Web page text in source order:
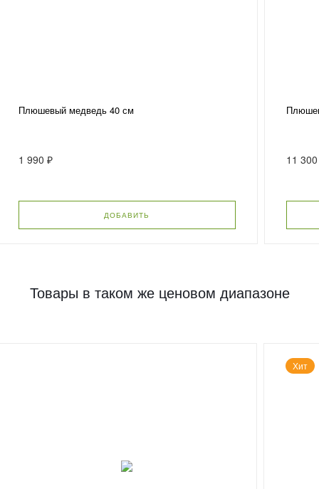
Плюшевый медведь 40 см
1 990 ₽
ДОБАВИТЬ
11
Товары в таком же ценовом диапазоне
Хит